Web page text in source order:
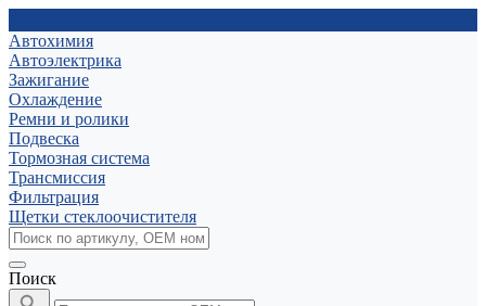
Автохимия
Автоэлектрика
Зажигание
Охлаждение
Ремни и ролики
Подвеска
Тормозная система
Трансмиссия
Фильтрация
Щетки стеклоочистителя
Поиск